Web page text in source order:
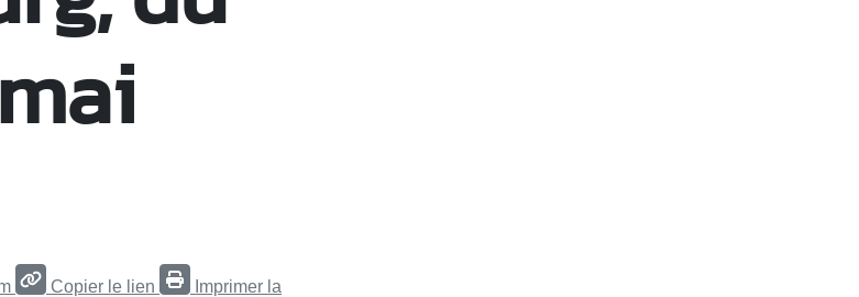
Copier le lien
Imprimer la